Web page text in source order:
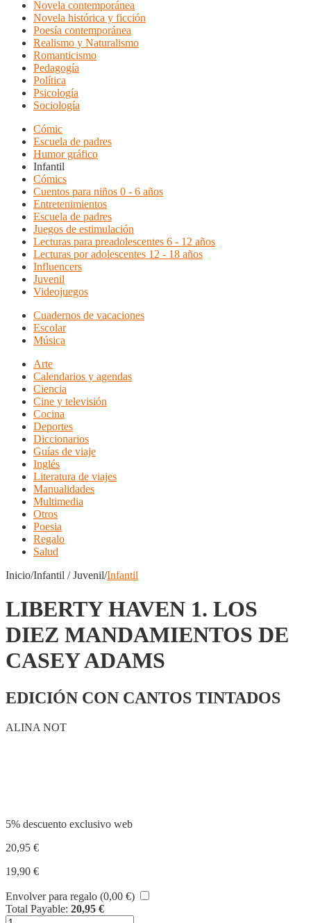
Novela contemporánea
Novela histórica y ficción
Poesía contemporánea
Realismo y Naturalismo
Romanticismo
Pedagogía
Política
Psicología
Sociología
Cómic
Escuela de padres
Humor gráfico
Infantil
Cómics
Cuentos para niños 0 - 6 años
Entretenimientos
Escuela de padres
Juegos de estimulación
Lecturas para preadolescentes 6 - 12 años
Lecturas por adolescentes 12 - 18 años
Influencers
Juvenil
Videojuegos
Cuadernos de vacaciones
Escolar
Música
Arte
Calendarios y agendas
Ciencia
Cine y televisión
Cocina
Deportes
Diccionarios
Guías de viaje
Inglés
Literatura de viajes
Manualidades
Multimedia
Otros
Poesia
Regalo
Salud
Inicio/Infantil / Juvenil/Infantil
LIBERTY HAVEN 1. LOS
DIEZ MANDAMIENTOS DE
CASEY ADAMS
EDICIÓN CON CANTOS TINTADOS
ALINA NOT
5% descuento exclusivo web
20,95 €
19,90 €
Envolver para regalo (0,00 €)
Total Payable: 20,95 €
LIBERTY